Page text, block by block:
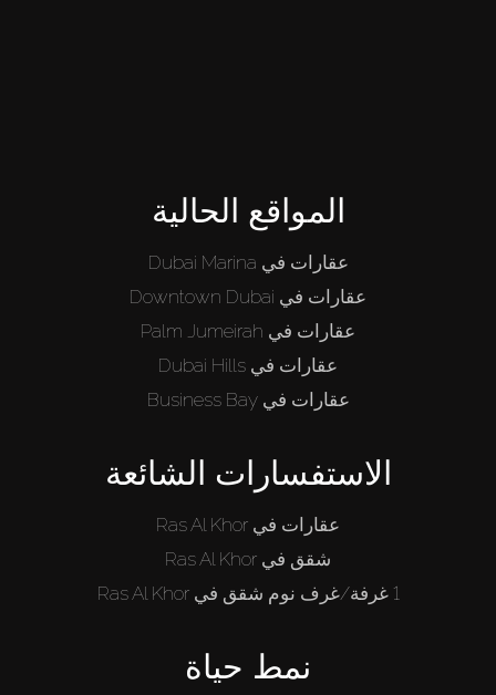
المواقع الحالية
عقارات في Dubai Marina
عقارات في Downtown Dubai
عقارات في Palm Jumeirah
عقارات في Dubai Hills
عقارات في Business Bay
الاستفسارات الشائعة
عقارات في Ras Al Khor
شقق في Ras Al Khor
1 غرفة/غرف نوم شقق في Ras Al Khor
نمط حياة